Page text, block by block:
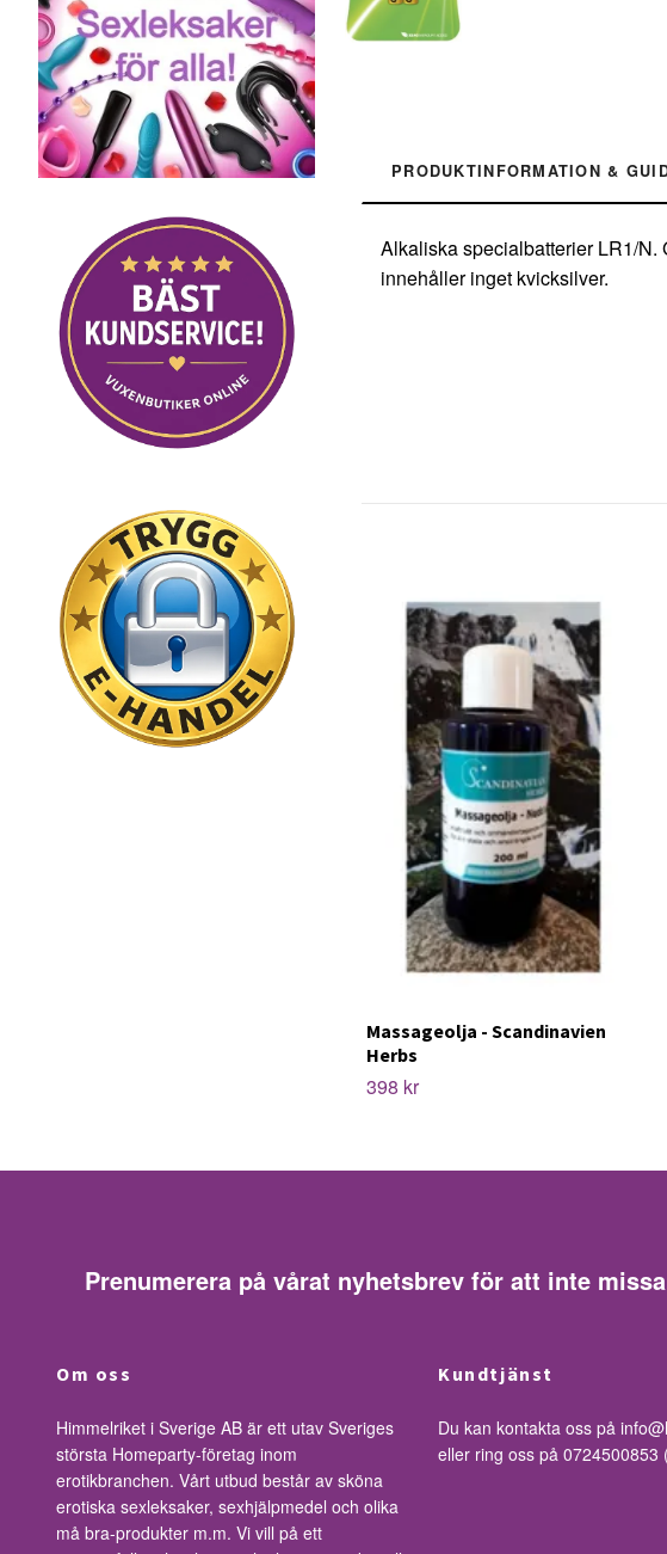
PRODUKTINFORMATION &
Alkaliska specialbatterier LR1/N.
innehåller inget kvicksilver.
Massageolja - Scandinavien
Herbs
398 kr
Prenumerera på vårat nyhetsbrev för att inte
Om oss
Himmelriket i Sverige AB är ett utav Sveriges
största Homeparty-företag inom
erotikbranchen. Vårt utbud består av sköna
erotiska sexleksaker, sexhjälpmedel och olika
må bra-produkter m.m. Vi vill på ett
Kundtjänst
Du kan kontakta oss på
eller ring oss på 0724500853